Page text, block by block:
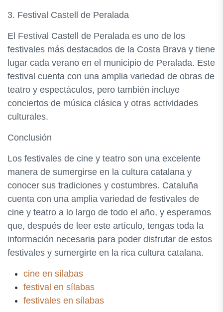
3. Festival Castell de Peralada
El Festival Castell de Peralada es uno de los
festivales más destacados de la Costa Brava y tiene
lugar cada verano en el municipio de Peralada. Este
festival cuenta con una amplia variedad de obras de
teatro y espectáculos, pero también incluye
conciertos de música clásica y otras actividades
culturales.
Conclusión
Los festivales de cine y teatro son una excelente
manera de sumergirse en la cultura catalana y
conocer sus tradiciones y costumbres. Cataluña
cuenta con una amplia variedad de festivales de
cine y teatro a lo largo de todo el año, y esperamos
que, después de leer este artículo, tengas toda la
información necesaria para poder disfrutar de estos
festivales y sumergirte en la rica cultura catalana.
cine en sílabas
festival en sílabas
festivales en sílabas